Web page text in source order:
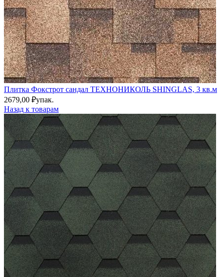
Плитка Фокстрот сандал ТЕХНОНИКОЛЬ SHINGLAS, 3 кв.м
2679,00 ₽упак.
Назад к товарам